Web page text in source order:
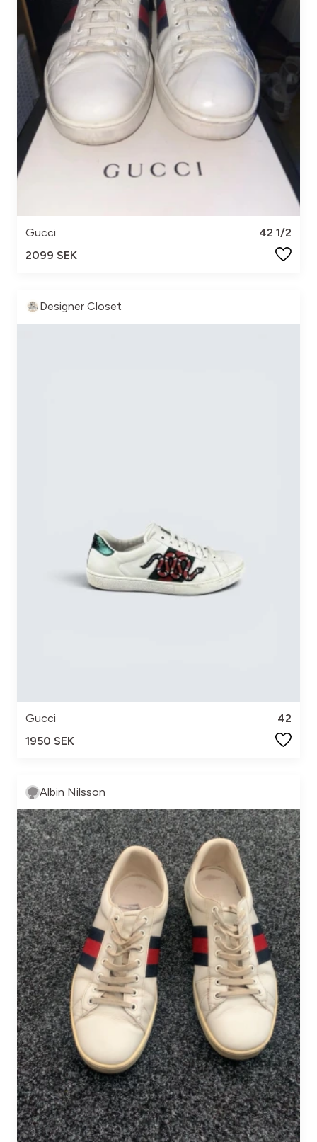
Gucci
42 1/2
2099 SEK
Designer Closet
Gucci
42
1950 SEK
Albin Nilsson